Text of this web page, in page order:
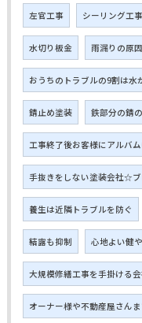
左官工事 シーリング工事
水切り板金 雨漏りの原
おうちのトラブルの9割は水
錆止め塗装 鉄部分の錆
工事終了後お客様にアルバ
手抜きをしない塗装会社☆
養生は近隣トラブルを防ぐ
結露も抑制 心地よい健
大規模修繕工事を手掛ける
オーナー様や不動産屋さん